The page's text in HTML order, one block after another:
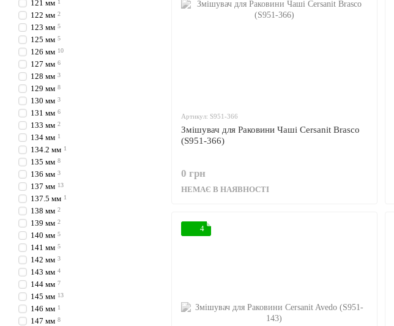
Артикул: S951-366
Змішувач для Раковини Чаші Cersanit Brasco
(S951-366)
0 грн
НЕМАЄ В НАЯВНОСТІ
4
121 мм 1
122 мм 2
123 мм 5
125 мм 5
126 мм 10
127 мм 6
128 мм 3
129 мм 8
130 мм 3
131 мм 6
133 мм 2
134 мм 1
134.2 мм 1
135 мм 8
136 мм 3
137 мм 13
137.5 мм 1
138 мм 2
139 мм 2
140 мм 5
141 мм 5
142 мм 3
143 мм 4
144 мм 7
145 мм 13
146 мм 1
147 мм 8